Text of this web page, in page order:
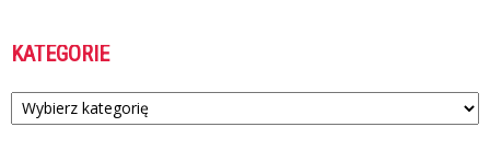
KATEGORIE
Kategorie